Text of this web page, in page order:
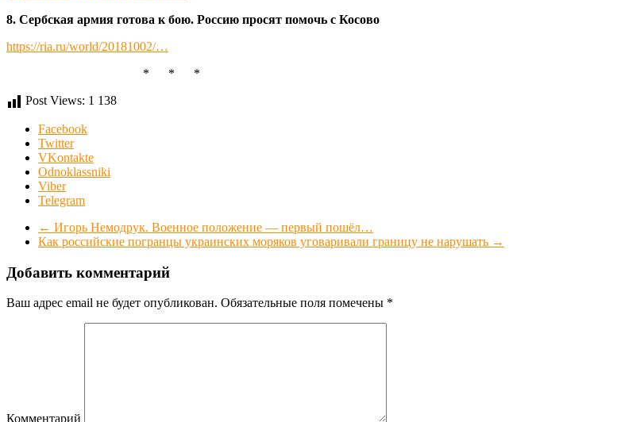
8. Сербская армия готова к бою. Россию просят помочь с Косово
https://ria.ru/world/20181002/…
* * *
Post Views: 1 138
Facebook
Twitter
VKontakte
Odnoklassniki
Viber
Telegram
← Игорь Немодрук. Военное положение — первый пошёл…
Как российские погранцы украинских моряков уговаривали границу не нарушать →
Добавить комментарий
Ваш адрес email не будет опубликован. Обязательные поля помечены *
Комментарий